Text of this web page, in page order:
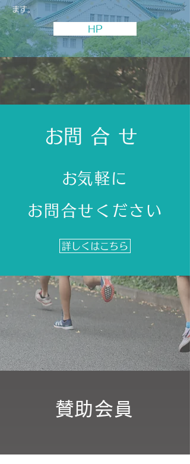
ます。
HP
​お問合せ
​お気軽に
お問合せください
詳しくはこちら
​賛助会員​